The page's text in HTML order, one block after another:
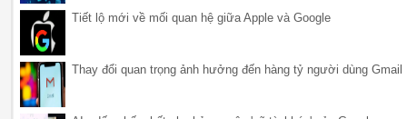
Tiết lộ mới về mối quan hệ giữa Apple và Google
Thay đổi quan trọng ảnh hưởng đến hàng tỷ người dùng Gmail